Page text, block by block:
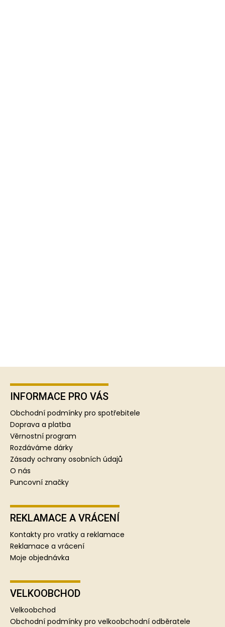
Z
INFORMACE PRO VÁS
Obchodní podmínky pro spotřebitele
Doprava a platba
Věrnostní program
Rozdáváme dárky
Zásady ochrany osobních údajů
O nás
Puncovní značky
REKLAMACE A VRÁCENÍ
Kontakty pro vratky a reklamace
Reklamace a vrácení
Moje objednávka
VELKOOBCHOD
Velkoobchod
Obchodní podmínky pro velkoobchodní odběratele